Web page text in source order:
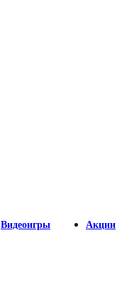
Видеоигры Акции